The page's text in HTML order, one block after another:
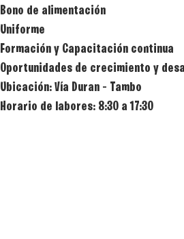
Bono de alimentación
Uniforme
Formación y Capacitación continua
Oportunidades de crecimiento y
Ubicación: Vía Duran – Tambo
Horario de labores: 8:30 a 17:30